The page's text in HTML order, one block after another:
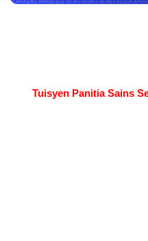
Tuisyen Panitia Sains